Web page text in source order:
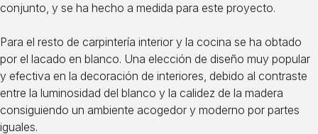
conjunto, y se ha hecho a medida para este proyecto.
Para el resto de carpintería interior y la cocina se ha obtado
por el lacado en blanco. Una elección de diseño muy popular
y efectiva en la decoración de interiores, debido al contraste
entre la luminosidad del blanco y la calidez de la madera
consiguiendo un ambiente acogedor y moderno por partes
iguales.